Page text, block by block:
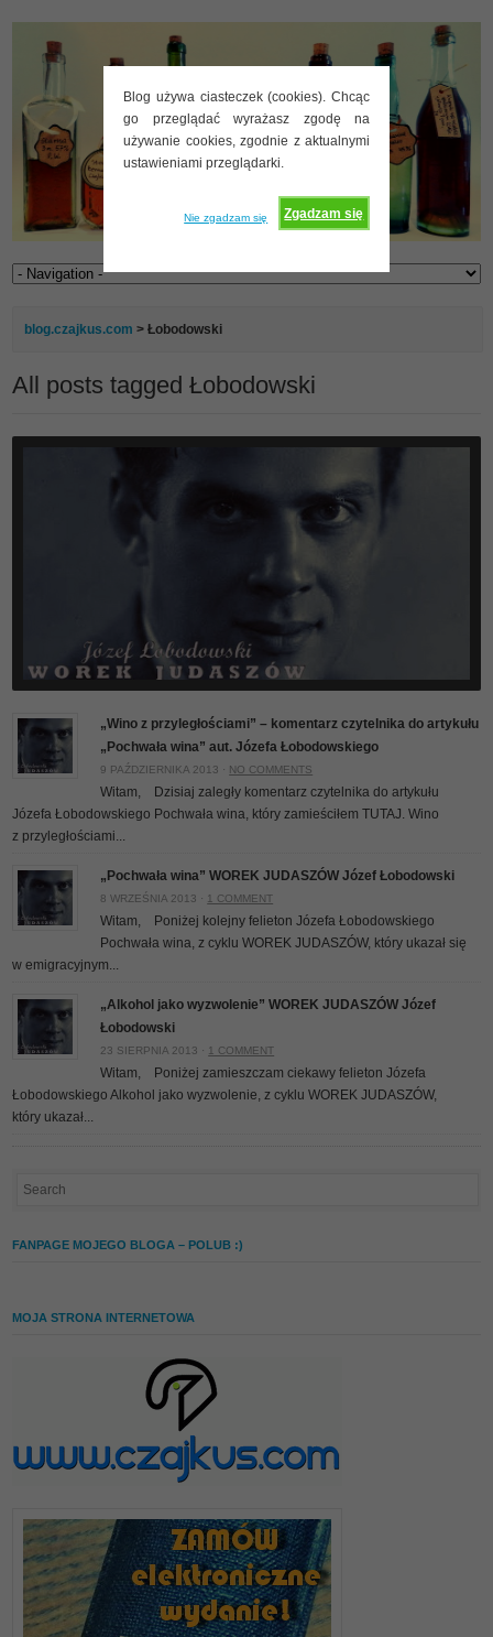
Blog używa ciasteczek (cookies). Chcąc
go przeglądać wyrażasz zgodę na
używanie cookies, zgodnie z aktualnymi
ustawieniami przeglądarki.
Zgadzam się
Nie zgadzam się
blog.czajkus.com >Łobodowski
All posts tagged Łobodowski
„Wino z przyległościami” – komentarz czytelnika do artykułu
„Pochwała wina” aut. Józefa Łobodowskiego
9 PAŹDZIERNIKA 2013 · NO COMMENTS
Witam, Dzisiaj zaległy komentarz czytelnika do artykułu
Józefa Łobodowskiego Pochwała wina, który zamieściłem TUTAJ. Wino
z przyległościami...
„Pochwała wina” WOREK JUDASZÓW Józef Łobodowski
8 WRZEŚNIA 2013 · 1 COMMENT
Witam, Poniżej kolejny felieton Józefa Łobodowskiego
Pochwała wina, z cyklu WOREK JUDASZÓW, który ukazał się
w emigracyjnym...
„Alkohol jako wyzwolenie” WOREK JUDASZÓW Józef
Łobodowski
23 SIERPNIA 2013 · 1 COMMENT
Witam, Poniżej zamieszczam ciekawy felieton Józefa
Łobodowskiego Alkohol jako wyzwolenie, z cyklu WOREK JUDASZÓW,
który ukazał...
FANPAGE MOJEGO BLOGA – POLUB :)
MOJA STRONA INTERNETOWA